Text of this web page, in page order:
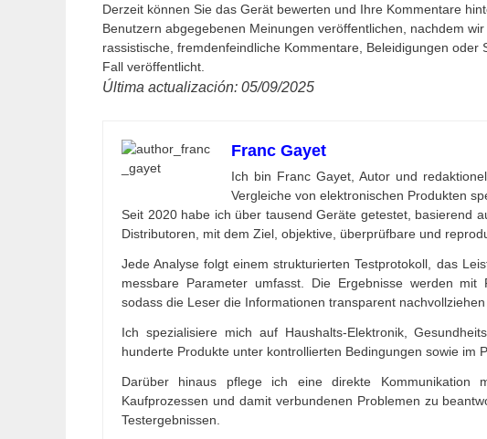
Derzeit können Sie das Gerät bewerten und Ihre Kommentare
Benutzern abgegebenen Meinungen veröffentlichen, nachdem
rassistische, fremdenfeindliche Kommentare, Beleidigungen
Fall veröffentlicht.
Última actualización: 05/09/2025
Franc Gayet
Ich bin Franc Gayet, Autor und
Vergleiche von elektronischen Produkten
Seit 2020 habe ich über tausend Geräte getestet, basierend
Distributoren, mit dem Ziel, objektive, überprüfbare und
Jede Analyse folgt einem strukturierten Testprotokoll, das
messbare Parameter umfasst. Die Ergebnisse werden mit
sodass die Leser die Informationen transparent nachvollziehen
Ich spezialisiere mich auf Haushalts-Elektronik,
hunderte Produkte unter kontrollierten Bedingungen sowie im
Darüber hinaus pflege ich eine direkte Kommunikation
Kaufprozessen und damit verbundenen Problemen zu
Testergebnissen.